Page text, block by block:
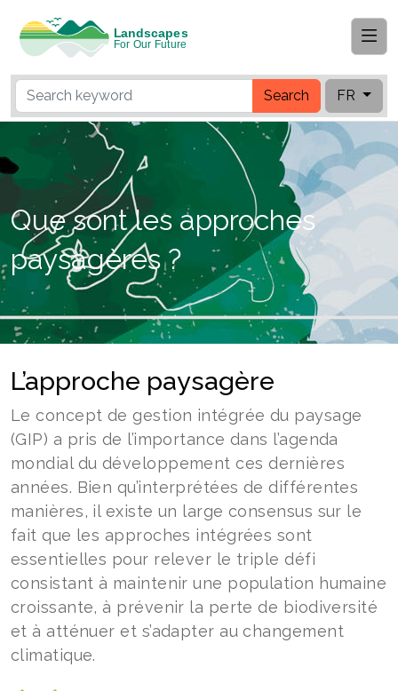
Search FR
Que sont les approches
paysagères ?
L’approche paysagère
Le concept de gestion intégrée du paysage
(GIP) a pris de l’importance dans l’agenda
mondial du développement ces dernières
années. Bien qu’interprétées de différentes
manières, il existe un large consensus sur le
fait que les approches intégrées sont
essentielles pour relever le triple défi
consistant à maintenir une population humaine
croissante, à prévenir la perte de biodiversité
et à atténuer et s’adapter au changement
climatique.